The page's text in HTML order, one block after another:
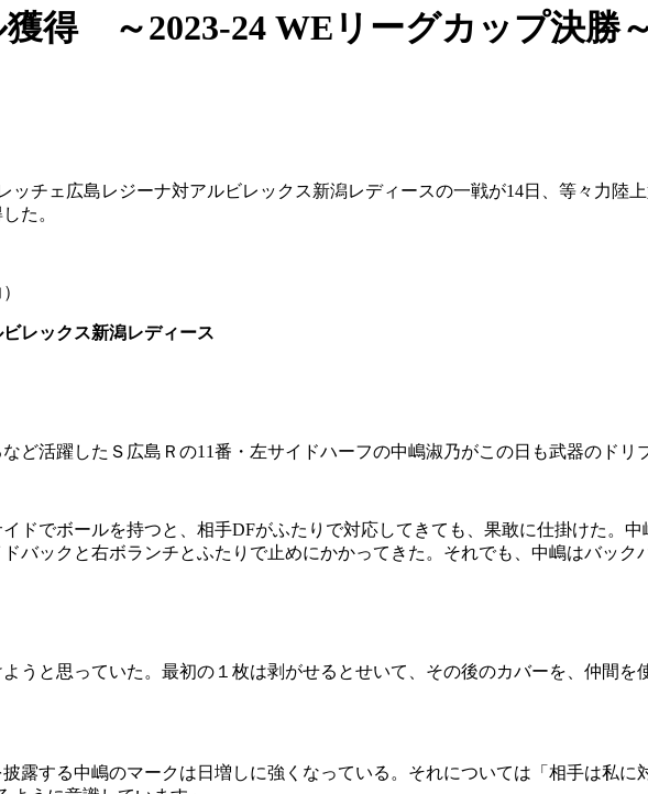
得 ～2023-24 WEリーグカップ決勝
チェ広島レジーナ対アルビレックス新潟レディースの一戦が14日、等々力陸
た。
レックス新潟レディース
ど活躍したＳ広島Ｒの11番・左サイドハーフの中嶋淑乃がこの日も武器のドリ
ドでボールを持つと、相手DFがふたりで対応してきても、果敢に仕掛けた。
バックと右ボランチとふたりで止めにかかってきた。それでも、中嶋はバック
うと思っていた。最初の１枚は剥がせるとせいて、その後のカバーを、仲間
露する中嶋のマークは日増しに強くなっている。それについては「相手は私に